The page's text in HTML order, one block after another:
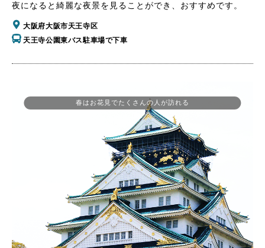
夜になると綺麗な夜景を見ることができ、おすすめです。
大阪府大阪市天王寺区
天王寺公園東バス駐車場で下車
春はお花見でたくさんの人が訪れる